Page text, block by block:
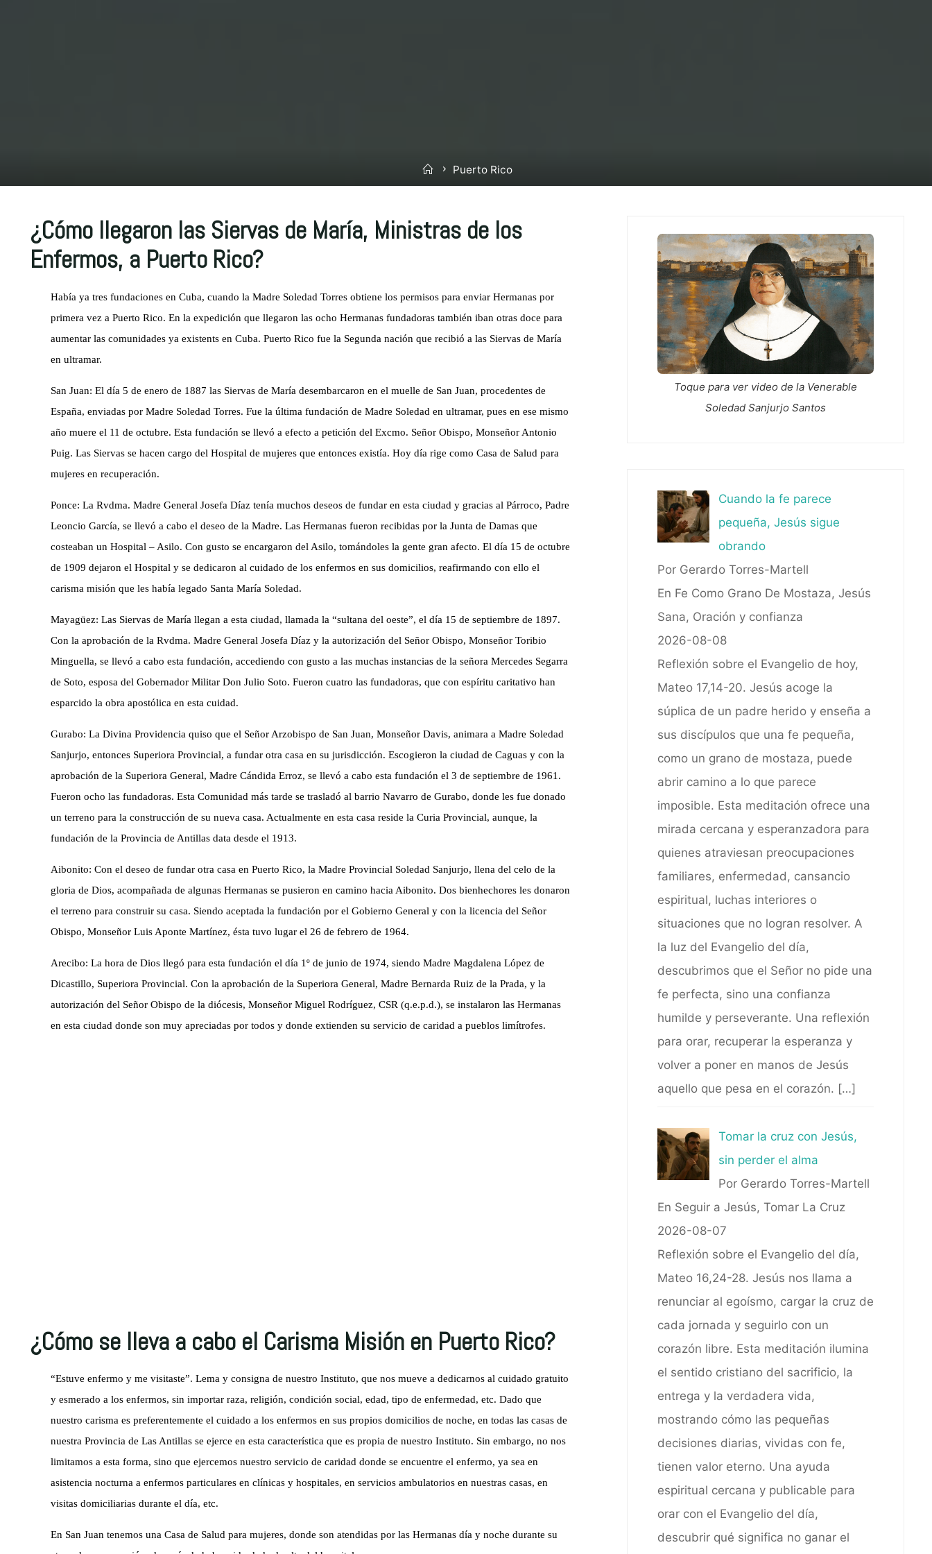
InicioPuerto Rico
¿Cómo llegaron las Siervas de María, Ministras de los
Enfermos, a Puerto Rico?
Había ya tres fundaciones en Cuba, cuando la Madre Soledad Torres obtiene los permisos para enviar Hermanas por
primera vez a Puerto Rico. En la expedición que llegaron las ocho Hermanas fundadoras también iban otras doce para
aumentar las comunidades ya existents en Cuba. Puerto Rico fue la Segunda nación que recibió a las Siervas de María
en ultramar.
San Juan: El día 5 de enero de 1887 las Siervas de María desembarcaron en el muelle de San Juan, procedentes de
España, enviadas por Madre Soledad Torres. Fue la última fundación de Madre Soledad en ultramar, pues en ese mismo
año muere el 11 de octubre. Esta fundación se llevó a efecto a petición del Excmo. Señor Obispo, Monseñor Antonio
Puig. Las Siervas se hacen cargo del Hospital de mujeres que entonces existía. Hoy día rige como Casa de Salud para
mujeres en recuperación.
Ponce: La Rvdma. Madre General Josefa Díaz tenía muchos deseos de fundar en esta ciudad y gracias al Párroco, Padre
Leoncio García, se llevó a cabo el deseo de la Madre. Las Hermanas fueron recibidas por la Junta de Damas que
costeaban un Hospital – Asilo. Con gusto se encargaron del Asilo, tomándoles la gente gran afecto. El día 15 de octubre
de 1909 dejaron el Hospital y se dedicaron al cuidado de los enfermos en sus domicilios, reafirmando con ello el
carisma misión que les había legado Santa María Soledad.
Mayagüez: Las Siervas de María llegan a esta ciudad, llamada la “sultana del oeste”, el día 15 de septiembre de 1897.
Con la aprobación de la Rvdma. Madre General Josefa Díaz y la autorización del Señor Obispo, Monseñor Toribio
Minguella, se llevó a cabo esta fundación, accediendo con gusto a las muchas instancias de la señora Mercedes Segarra
de Soto, esposa del Gobernador Militar Don Julio Soto. Fueron cuatro las fundadoras, que con espíritu caritativo han
esparcido la obra apostólica en esta cuidad.
Gurabo: La Divina Providencia quiso que el Señor Arzobispo de San Juan, Monseñor Davis, animara a Madre Soledad
Sanjurjo, entonces Superiora Provincial, a fundar otra casa en su jurisdicción. Escogieron la ciudad de Caguas y con la
aprobación de la Superiora General, Madre Cándida Erroz, se llevó a cabo esta fundación el 3 de septiembre de 1961.
Fueron ocho las fundadoras. Esta Comunidad más tarde se trasladó al barrio Navarro de Gurabo, donde les fue donado
un terreno para la construcción de su nueva casa. Actualmente en esta casa reside la Curia Provincial, aunque, la
fundación de la Provincia de Antillas data desde el 1913.
Aibonito: Con el deseo de fundar otra casa en Puerto Rico, la Madre Provincial Soledad Sanjurjo, llena del celo de la
gloria de Dios, acompañada de algunas Hermanas se pusieron en camino hacia Aibonito. Dos bienhechores les donaron
el terreno para construir su casa. Siendo aceptada la fundación por el Gobierno General y con la licencia del Señor
Obispo, Monseñor Luis Aponte Martínez, ésta tuvo lugar el 26 de febrero de 1964.
Arecibo: La hora de Dios llegó para esta fundación el día 1º de junio de 1974, siendo Madre Magdalena López de
Dicastillo, Superiora Provincial. Con la aprobación de la Superiora General, Madre Bernarda Ruiz de la Prada, y la
autorización del Señor Obispo de la diócesis, Monseñor Miguel Rodríguez, CSR (q.e.p.d.), se instalaron las Hermanas
en esta ciudad donde son muy apreciadas por todos y donde extienden su servicio de caridad a pueblos limítrofes.
¿Cómo se lleva a cabo el Carisma Misión en Puerto Rico?
“Estuve enfermo y me visitaste”. Lema y consigna de nuestro Instituto, que nos mueve a dedicarnos al cuidado gratuito
y esmerado a los enfermos, sin importar raza, religión, condición social, edad, tipo de enfermedad, etc. Dado que
nuestro carisma es preferentemente el cuidado a los enfermos en sus propios domicilios de noche, en todas las casas de
nuestra Provincia de Las Antillas se ejerce en esta característica que es propia de nuestro Instituto. Sin embargo, no nos
limitamos a esta forma, sino que ejercemos nuestro servicio de caridad donde se encuentre el enfermo, ya sea en
asistencia nocturna a enfermos particulares en clínicas y hospitales, en servicios ambulatorios en nuestras casas, en
visitas domiciliarias durante el día, etc.
En San Juan tenemos una Casa de Salud para mujeres, donde son atendidas por las Hermanas día y noche durante su
Toque para ver video de la Venerable
Soledad Sanjurjo Santos
Cuando la fe parece
pequeña, Jesús sigue
obrando
Por Gerardo Torres-Martell
En Fe Como Grano De Mostaza, Jesús
Sana, Oración y confianza
2026-08-08
Reflexión sobre el Evangelio de hoy,
Mateo 17,14-20. Jesús acoge la
súplica de un padre herido y enseña a
sus discípulos que una fe pequeña,
como un grano de mostaza, puede
abrir camino a lo que parece
imposible. Esta meditación ofrece una
mirada cercana y esperanzadora para
quienes atraviesan preocupaciones
familiares, enfermedad, cansancio
espiritual, luchas interiores o
situaciones que no logran resolver. A
la luz del Evangelio del día,
descubrimos que el Señor no pide una
fe perfecta, sino una confianza
humilde y perseverante. Una reflexión
para orar, recuperar la esperanza y
volver a poner en manos de Jesús
aquello que pesa en el corazón. […]
Tomar la cruz con Jesús,
sin perder el alma
Por Gerardo Torres-Martell
En Seguir a Jesús, Tomar La Cruz
2026-08-07
Reflexión sobre el Evangelio del día,
Mateo 16,24-28. Jesús nos llama a
renunciar al egoísmo, cargar la cruz de
cada jornada y seguirlo con un
corazón libre. Esta meditación ilumina
el sentido cristiano del sacrificio, la
entrega y la verdadera vida,
mostrando cómo las pequeñas
decisiones diarias, vividas con fe,
tienen valor eterno. Una ayuda
espiritual cercana y publicable para
orar con el Evangelio del día,
descubrir qué significa no ganar el